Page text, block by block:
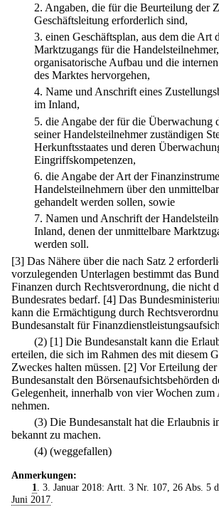
2. Angaben, die für die Beurteilung der
Geschäftsleitung erforderlich sind,
3. einen Geschäftsplan, aus dem die Art
Marktzugangs für die
organisatorische Aufbau und die
des Marktes hervorgehen,
4. Name und Anschrift eines
im Inland,
5. die Angabe der für die Überwachung
seiner Handelsteilnehmer zuständigen
Herkunftsstaates und deren
Eingriffskompetenzen,
6. die Angabe der Art der
Handelsteilnehmern über den
gehandelt werden sollen, sowie
7. Namen und Anschrift der
Inland, denen der unmittelbare
werden soll.
[3] Das Nähere über die nach Satz 2
vorzulegenden Unterlagen bestimmt das
Finanzen durch Rechtsverordnung, die nicht
Bundesrates bedarf. [4] Das
kann die Ermächtigung durch
Bundesanstalt für
(2) [1] Die Bundesanstalt kann die
erteilen, die sich im Rahmen des mit diesem
Zweckes halten müssen. [2] Vor Erteilung
Bundesanstalt den Börsenaufsichtsbehörden
Gelegenheit, innerhalb von vier Wochen zum
nehmen.
(3) Die Bundesanstalt hat die Erlaubnis
bekannt zu machen.
(4) (weggefallen)
Anmerkungen:
1. 3. Januar 2018: Artt. 3 Nr. 107, 26 Abs. 5
Juni 2017.